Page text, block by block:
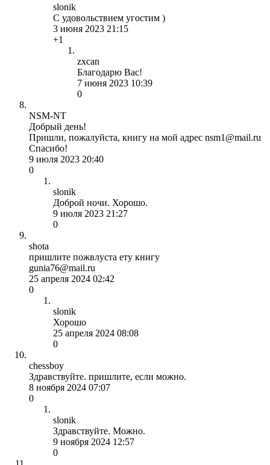
slonik
С удовольствием угостим )
3 июня 2023 21:15
+1
zxcan
Благодарю Вас!
7 июня 2023 10:39
0
NSM-NT
Добрый день!
Пришли, пожалуйста, книгу на мой адрес nsm1@mail.ru
Спасибо!
9 июля 2023 20:40
0
slonik
Доброй ночи. Хорошо.
9 июля 2023 21:27
0
shota
пришлите пожвлуста ету книгу
gunia76@mail.ru
25 апреля 2024 02:42
0
slonik
Хорошо
25 апреля 2024 08:08
0
chessboy
Здравствуйте. пришлите, если можно.
8 ноября 2024 07:07
0
slonik
Здравствуйте. Можно.
9 ноября 2024 12:57
0